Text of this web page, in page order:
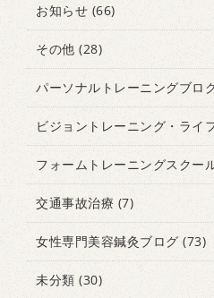
お知らせ (66)
その他 (28)
パーソナルトレーニングブロ
ビジョントレーニング・ライ
フォームトレーニングスクー
交通事故治療 (7)
女性専門美容鍼灸ブログ (73)
未分類 (30)